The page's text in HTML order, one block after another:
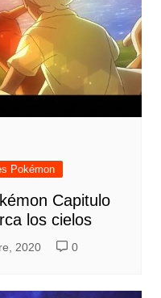
Pokémon
Capitulo
los cielos
2020 0